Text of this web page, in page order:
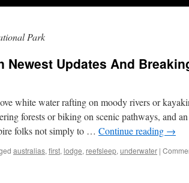
Park
Newest Updates And
white water rafting on moody rivers or
forests or biking on scenic pathways, and
folks not simply to … Continue reading →
australias, first, lodge, reefsleep, underwater |